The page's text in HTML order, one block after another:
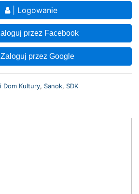
| Logowanie
przez Facebook
przez Google
Dom Kultury, Sanok, SDK